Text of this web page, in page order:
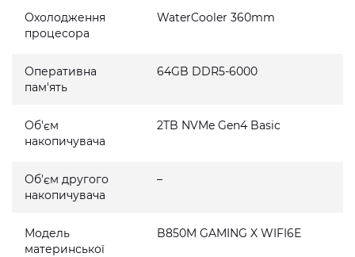
Охолодження
процесора
WaterCooler 360mm
Оперативна
пам'ять
64GB DDR5-6000
Об'єм
накопичувача
2TB NVMe Gen4 Basic
Об'єм другого
накопичувача
–
Модель
материнської
B850M GAMING X WIFI6E